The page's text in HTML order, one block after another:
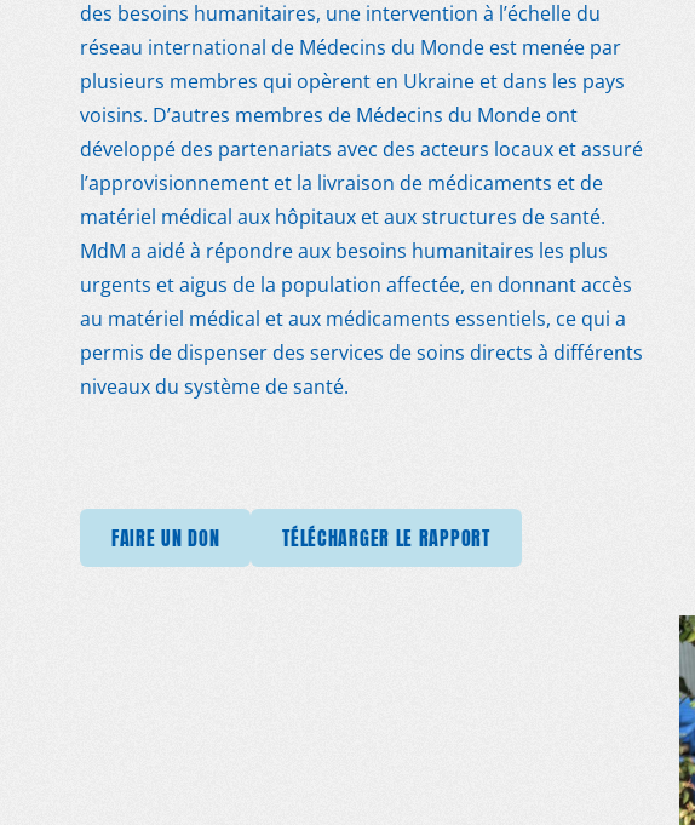
MDM
SUR LE TERRAIN
des besoins humanitaires, une intervention à l’échelle du
réseau international de Médecins du Monde est menée par
plusieurs membres qui opèrent en Ukraine et dans les pays
voisins. D’autres membres de Médecins du Monde ont
développé des partenariats avec des acteurs locaux et assuré
l’approvisionnement et la livraison de médicaments et de
matériel médical aux hôpitaux et aux structures de santé.
MdM a aidé à répondre aux besoins humanitaires les plus
urgents et aigus de la population affectée, en donnant accès
au matériel médical et aux médicaments essentiels, ce qui a
permis de dispenser des services de soins directs à différents
niveaux du système de santé.
FAIRE UN DON FAIRE UN DON FAIRE UN DON FAIRE UN DON FAIRE UN DON
FAIRE UN DON
TÉLÉCHARGER LE RAPPORT TÉLÉCHARGER LE RAPPORT
TÉLÉCHARGER LE RAPPORT